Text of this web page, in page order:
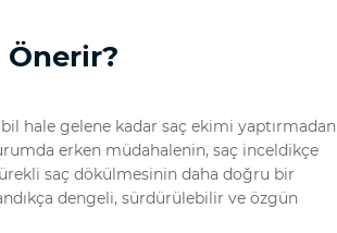
Önerir?
hale gelene kadar saç ekimi yaptırmadan
erken müdahalenin, saç inceldikçe
saç dökülmesinin daha doğru bir
dengeli, sürdürülebilir ve özgün